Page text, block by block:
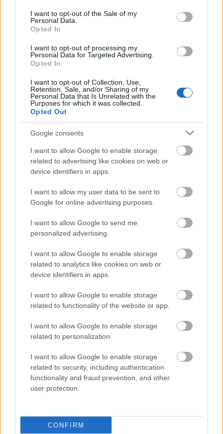
consent section.
I want to opt-out of the Sale of my
Personal Data.
Opted In
I want to opt-out of processing my
Personal Data for Targeted Advertising.
Opted In
I want to opt-out of Collection, Use,
Retention, Sale, and/or Sharing of my
Personal Data that Is Unrelated with the
Purposes for which it was collected.
Opted Out
Google consents
I want to allow Google to enable storage
related to advertising like cookies on web or
device identifiers in apps.
I want to allow my user data to be sent to
Google for online advertising purposes.
I want to allow Google to send me
personalized advertising.
I want to allow Google to enable storage
related to analytics like cookies on web or
device identifiers in apps.
I want to allow Google to enable storage
related to functionality of the website or app.
I want to allow Google to enable storage
related to personalization.
I want to allow Google to enable storage
related to security, including authentication
functionality and fraud prevention, and other
user protection.
CONFIRM
nincs egy Mészáros Lőrincük, mert ha lenne, akkor
már ilyen probléma sem lenne... :-D Sebaj,
Nurmi szobrát is, bár azt nem tudom, hogy miért
meztelen a csávó - de biztos jól van ez így.
Tovább sétálva elballagtunk az Opera épület mellet
is, ami nem egy olyan klasszicista épület, mint amit
úgy általában megszoktunk az európai
operaházaktól, hanem egy modern, fém és üveg
kombó épület - ami a mi ízlésünknek bejön, de lehet,
hogy másoknak túl modern lenne. Persze itt is egy
park veszi körül az épületet - de ezen mi már nem is
csodálkozunk.
Látjuk, hogy közelítünk egy klassz kis tóhoz, amihez
sétány és kerékpárút is vezet - és itt döntjük el
Esztikével, hogy este felé azért majd lelépünk a
csapattól egy kicsit bicajozni is. A tó partján százas
zavarja őket, ha a közelükbe megyünk. A tó másik
végén ismét egy baromi nagy, hófehér épület
építészének ( Alvar Aalto ) az alkotása. Nem
meglepő, de ez az épület sincs nyitva - mert ezt
kongresszusokra és egyéb hasonló rendezvényekre
használják.